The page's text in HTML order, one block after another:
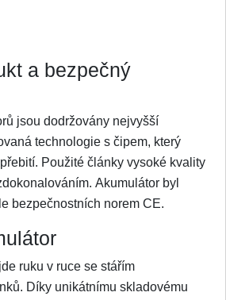
a bezpečný
jsou dodržovány nejvyšší
technologie s čipem, který
Použité články vysoké kvality
Akumulátor byl
bezpečnostních norem CE.
ruku v ruce se stářím
Díky unikátnímu skladovému